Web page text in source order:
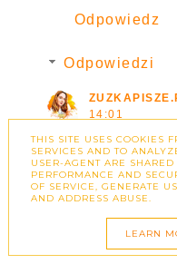
Odpowiedz
Odpowiedzi
14:01
W takim
😋
ODPOWIEDZ
THIS SITE USES COOKIES
SERVICES AND TO
USER-AGENT ARE
PERFORMANCE AND
OF SERVICE, GENERATE
AND ADDRESS ABUSE.
LEARN